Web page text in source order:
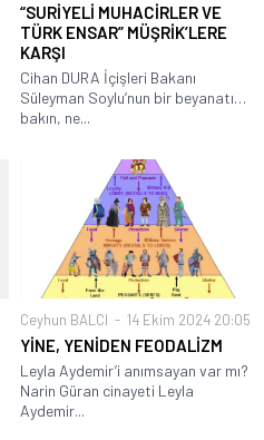
“SURİYELİ MUHACİRLER VE
TÜRK ENSAR” MÜŞRİK’LERE
KARŞI
Cihan DURA İçişleri Bakanı
Süleyman Soylu’nun bir beyanatı…
bakın, ne...
Ceyhun BALCI 14 Ekim 2024 20:05
YİNE, YENİDEN FEODALİZM
Leyla Aydemir’i anımsayan var mı?
Narin Güran cinayeti Leyla
Aydemir...